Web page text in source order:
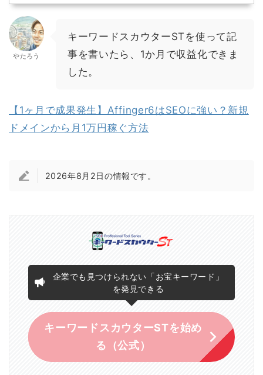
やたろう
キーワードスカウターSTを使って記
事を書いたら、1か月で収益化できま
した。
【1ヶ月で成果発生】Affinger6はSEOに強い？新規
ドメインから月1万円稼ぐ方法
2026年8月2日の情報です。
企業でも見つけられない「お宝キーワード」
を発見できる
キーワードスカウターSTを始め
る（公式）